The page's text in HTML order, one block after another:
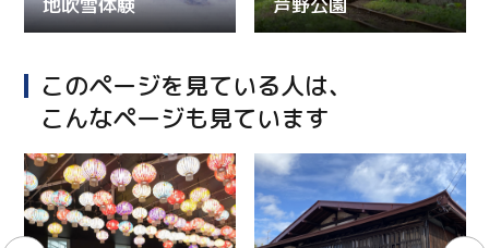
このページを見ている人は、
こんなページも見ています